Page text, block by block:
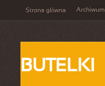
Strona główna Archiwum
BUTELKI